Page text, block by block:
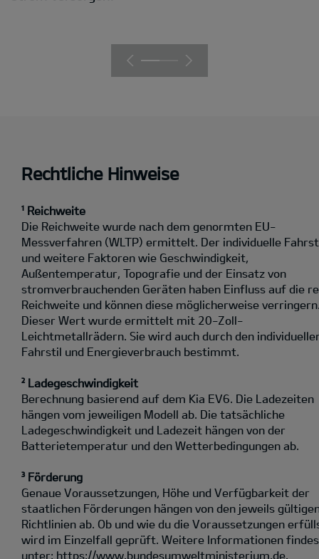
Rechtliche Hinweise
¹ Reichweite
Die Reichweite wurde nach dem genormten EU-
Messverfahren (WLTP) ermittelt. Der individuelle
und weitere Faktoren wie Geschwindigkeit,
Außentemperatur, Topografie und der Einsatz von
stromverbrauchenden Geräten haben Einfluss auf die
Reichweite und können diese möglicherweise
Dieser Wert wurde ermittelt mit 20-Zoll-
Leichtmetallrädern. Sie wird auch durch den
Fahrstil und Energieverbrauch bestimmt.
² Ladegeschwindigkeit
Berechnung basierend auf dem Kia EV6. Die Ladezeiten
hängen vom jeweiligen Modell ab. Die tatsächliche
Ladegeschwindigkeit und Ladezeit hängen von der
Batterietemperatur und den Wetterbedingungen ab.
³ Förderung
Genaue Voraussetzungen, Höhe und Verfügbarkeit der
staatlichen Förderungen hängen von den jeweils
Richtlinien ab. Ob und wie du die Voraussetzungen
wird im Einzelfall geprüft. Weitere Informationen
unter: https://www.bundesumweltministerium.de.